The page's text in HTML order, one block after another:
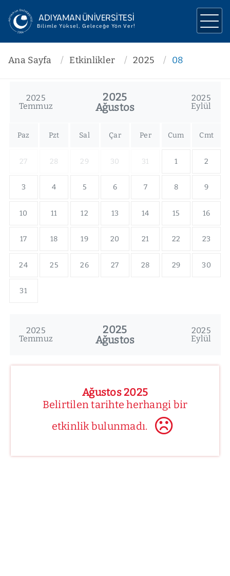
ADIYAMAN ÜNİVERSİTESİ
Bilimle Yüksel, Geleceğe Yön Ver!
ÜNİVERSİTEMİZ
AKADEMİK
Ana Sayfa Etkinlikler 2025 08
2025
Temmuz
2025
Ağustos
2025
Eylül
Paz Pzt Sal Çar Per Cum Cmt
27 28 29 30 31 1 2
3 4 5 6 7 8 9
10 11 12 13 14 15 16
17 18 19 20 21 22 23
24 25 26 27 28 29 30
31
2025
Temmuz
2025
Ağustos
2025
Eylül
Ağustos 2025
Belirtilen tarihte herhangi bir
etkinlik bulunmadı.